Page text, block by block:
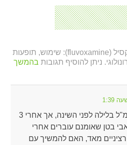
18 תגובות לרשימה ”פבוקסיל (fluvoxamine): שימוש, תופעות
ניתן להוסיף תגובות בהמשך
אני נוטלת כדור של 50 מ"ל בלילה לפני השינה, אך אחרי 3
בטן שאומנם עוברים אחרי
מאד, האם להמשיך עם